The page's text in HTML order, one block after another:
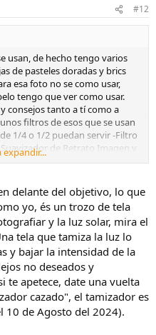
#12
usan, de hecho tengo varios
de pasteles doradas y brics
esa foto no se como usar,
tengo que ver como usar.
consejos tanto a tí como a
filtros de esos que se usan
1/4 o 1/2 puedan servir -Filtro
de Retrato Imagen y
expandir...
delante del objetivo, lo que
yo, és un trozo de tela
y la luz solar, mira el
tela que tamiza la luz lo
y bajar la intensidad de la
no deseados y
te apetece, date una vuelta
cazado", el tamizador es
10 de Agosto del 2024).